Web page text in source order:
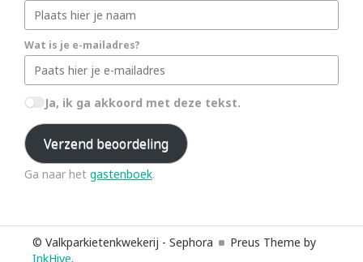
Wat is je e-mailadres?
Ja, ik ga akkoord met deze tekst.
Verzend beoordeling
Ga naar het gastenboek.
© Valkparkietenkwekerij - Sephora
Preus Theme by
InkHive.